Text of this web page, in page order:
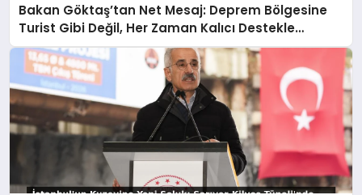
Bakan Göktaş’tan Net Mesaj: Deprem Bölgesine
Turist Gibi Değil, Her Zaman Kalıcı Destekle
Gidiyoruz!